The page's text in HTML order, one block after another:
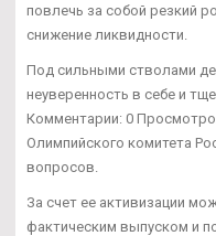
повлечь за собой резкий
снижение ликвидности.
Под сильными стволами
неуверенность в себе и
Комментарии: 0
Олимпийского комитета
вопросов.
За счет ее активизации
фактическим выпуском и